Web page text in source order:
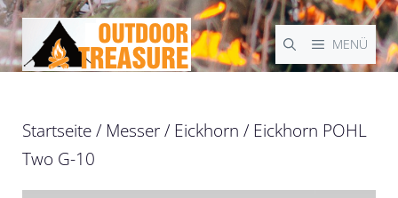
Zum
Inhalt
springen
MENÜ
Startseite/ Messer/ Eickhorn / Eickhorn POHL
Two G-10